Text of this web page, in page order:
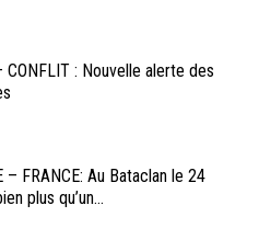
CONFLIT : Nouvelle alerte des
– FRANCE: Au Bataclan le 24
plus qu’un...